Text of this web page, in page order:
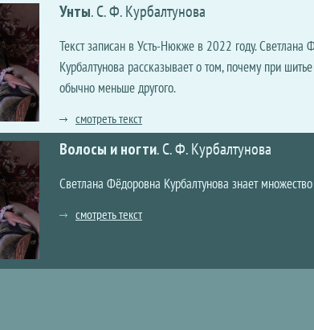
Унты.С. Ф. Курбалтунова
Текст записан в Усть-Нюкже в 2022 году. Светлана
Курбалтунова рассказывает о том, почему при
обычно меньше другого.
смотреть текст
Волосы и ногти.С. Ф. Курбалтунова
Светлана Фёдоровна Курбалтунова знает
смотреть текст